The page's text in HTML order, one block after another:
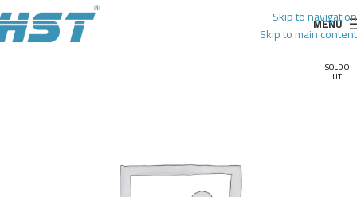
Skip to navigation
Skip to main content
MENU
SOLD O
UT